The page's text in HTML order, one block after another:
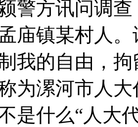
方讯问调查
庙镇某村人
我的自由，
为漯河市人
是什么“人大